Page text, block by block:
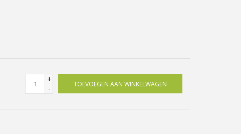
+
-
TOEVOEGEN AAN WINKELWAGEN